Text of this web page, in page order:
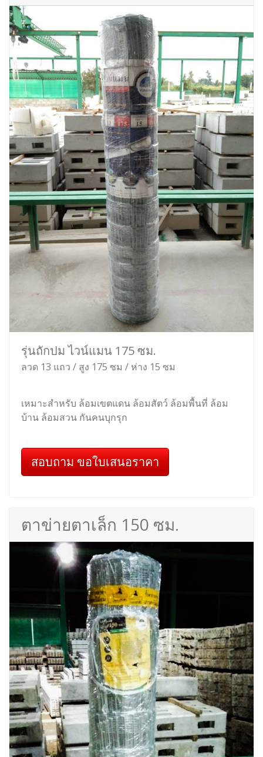
รุ่นถักปม ไวน์แมน 175 ซม.
ลวด 13 แถว / สูง 175 ซม / ห่าง 15 ซม
เหมาะสำหรับ ล้อมเขตแดน ล้อมสัตว์ ล้อมพื้นที่ ล้อม
บ้าน ล้อมสวน กันคนบุกรุก
สอบถาม ขอใบเสนอราคา
ตาข่ายตาเล็ก 150 ซม.